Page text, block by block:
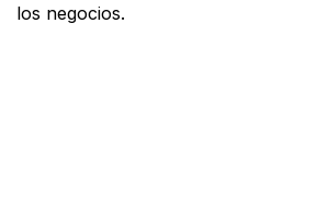
los negocios.